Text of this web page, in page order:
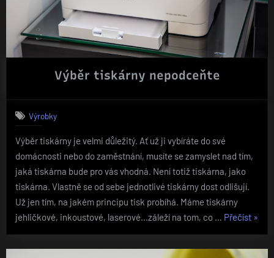
Výběr tiskárny nepodceňte
Výrobky
Výběr tiskárny je velmi důležitý. Ať už ji vybíráte do své
domácnosti nebo do zaměstnání, musíte se zamyslet nad tím,
jaká tiskárna bude pro vás vhodná. Není totiž tiskárna, jako
tiskárna. Vlastně se od sebe jednotlivé tiskárny dost odlišují.
Už jen tím, na jakém principu tisk probíhá. Máme tiskárny
jehličkové, inkoustové, laserové…záleží na tom, co … Přečíst »